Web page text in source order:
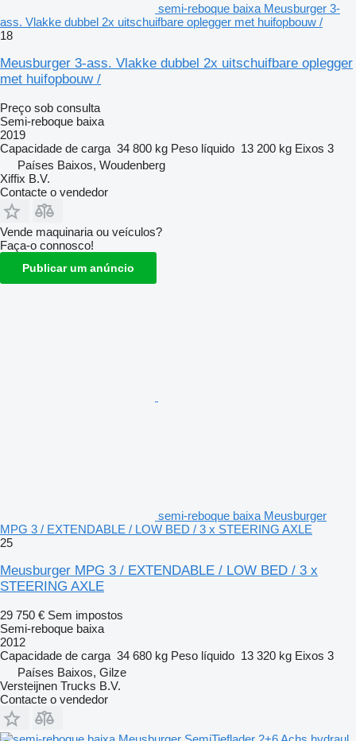
semi-reboque baixa Meusburger 3-
ass. Vlakke dubbel 2x uitschuifbare oplegger met huifopbouw /
18
Meusburger 3-ass. Vlakke dubbel 2x uitschuifbare oplegger
met huifopbouw /
Preço sob consulta
Semi-reboque baixa
2019
Capacidade de carga 34 800 kg Peso líquido 13 200 kg Eixos 3
Países Baixos, Woudenberg
Xiffix B.V.
Contacte o vendedor
Vende maquinaria ou veículos?
Faça-o connosco!
Publicar um anúncio
semi-reboque baixa Meusburger
MPG 3 / EXTENDABLE / LOW BED / 3 x STEERING AXLE
25
Meusburger MPG 3 / EXTENDABLE / LOW BED / 3 x
STEERING AXLE
29 750 € Sem impostos
Semi-reboque baixa
2012
Capacidade de carga 34 680 kg Peso líquido 13 320 kg Eixos 3
Países Baixos, Gilze
Versteijnen Trucks B.V.
Contacte o vendedor